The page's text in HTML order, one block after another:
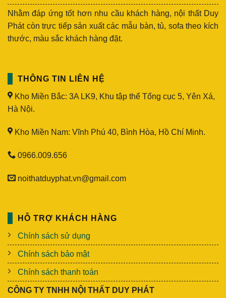
Nhằm đáp ứng tốt hơn nhu cầu khách hàng, nội thất Duy
Phát còn trực tiếp sản xuất các mẫu bàn, tủ, sofa theo kích
thước, màu sắc khách hàng đặt.
THÔNG TIN LIÊN HỆ
Kho Miền Bắc: 3A LK9, Khu tập thể Tổng cục 5, Yên Xá,
Hà Nội.
Kho Miền Nam: Vĩnh Phú 40, Bình Hòa, Hồ Chí Minh.
0966.009.656
noithatduyphat.vn@gmail.com
HỖ TRỢ KHÁCH HÀNG
Chính sách sử dụng
Chính sách bảo mật
Chính sách thanh toán
CÔNG TY TNHH NỘI THẤT DUY PHÁT